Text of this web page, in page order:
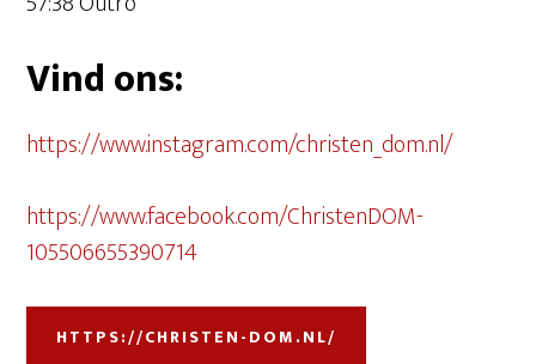
Vind ons:
https://www.instagram.com/christen_dom.nl/
https://www.facebook.com/ChristenDOM-
105506655390714
HTTPS://CHRISTEN-DOM.NL/